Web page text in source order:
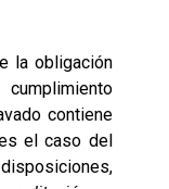
la obligación
contiene
el caso del